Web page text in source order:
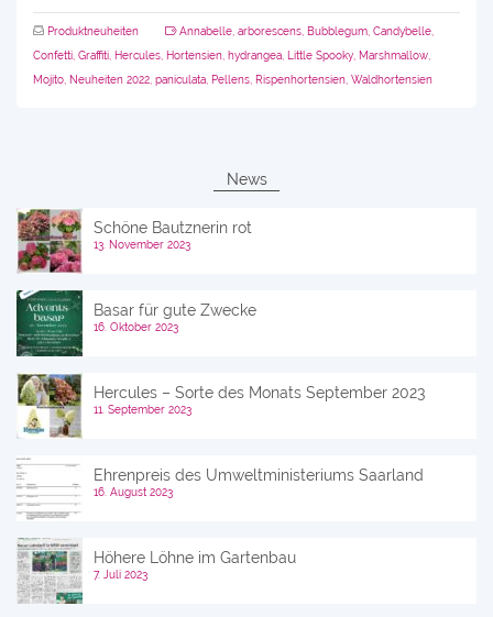
Produktneuheiten Annabelle arborescens Bubblegum Candybelle
Confetti Graffiti Hercules Hortensien hydrangea Little Spooky Marshmallow
Mojito Neuheiten 2022 paniculata Pellens Rispenhortensien Waldhortensien
News
Schöne Bautznerin rot
13. November 2023
Basar für gute Zwecke
16. Oktober 2023
Hercules – Sorte des Monats September 2023
11. September 2023
Ehrenpreis des Umweltministeriums Saarland
16. August 2023
Höhere Löhne im Gartenbau
7. Juli 2023